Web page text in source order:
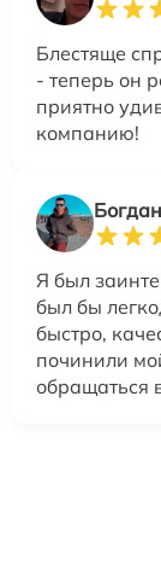
Блестяще
- теперь он
приятно
компанию!
Я был
был бы
быстро,
починили
обращаться